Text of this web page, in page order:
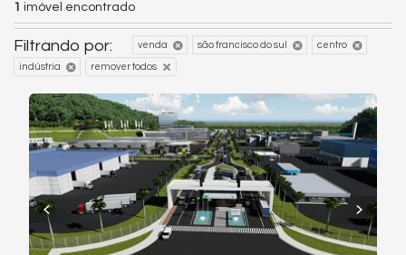
1 imóvel encontrado
Filtrando por: venda são francisco do sul centro
indústria remover todos